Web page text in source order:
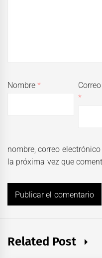
Nombre*
*
nombre, correo
la próxima vez que
Related Post